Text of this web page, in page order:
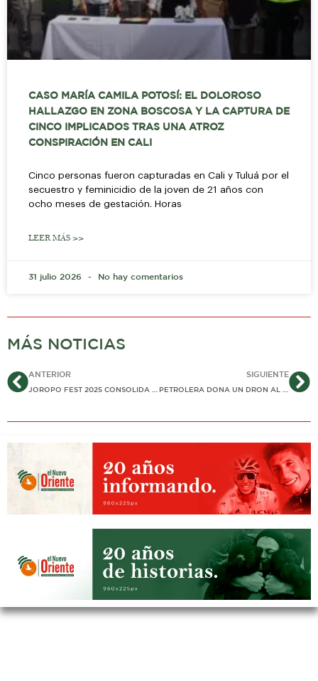
CASO MARÍA CAMILA POTOSÍ: EL DOLOROSO
HALLAZGO EN ZONA BOSCOSA Y LA CAPTURA DE
CINCO IMPLICADOS TRAS UNA ATROZ
CONSPIRACIÓN EN CALI
Cinco personas fueron capturadas en Cali y Tuluá por el
secuestro y feminicidio de la joven de 21 años con
ocho meses de gestación. Horas
LEER MÁS >>
31 julio 2026 No hay comentarios
MÁS NOTICIAS
AntANTERIOR
JOROPO FEST 2025 CONSOLIDA A CASANARE COMO UN EPICENTRO CULTURAL, CREATIVO E INNOVADOR
SIGUIENTE
PETROLERA DONA UN DRON AL EJÉRCITO EN CASANARE. MILITARES DICEN QUE FORTALECERÁ CAPACIDAD DE VIGILANCIA